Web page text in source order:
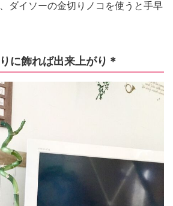
ダイソーの金切りノコを使うと手早
に飾れば出来上がり＊